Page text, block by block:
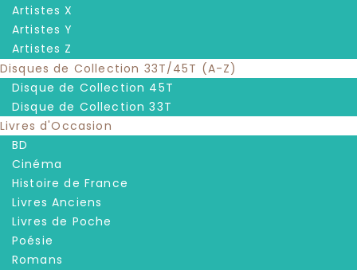
Artistes X
Artistes Y
Artistes Z
Disques de Collection 33T/45T (A-Z)
Disque de Collection 45T
Disque de Collection 33T
Livres d'Occasion
BD
Cinéma
Histoire de France
Livres Anciens
Livres de Poche
Poésie
Romans